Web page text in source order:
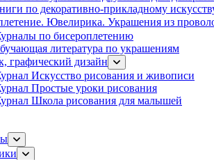
по декоративно-прикладному
Ювелирика. Украшения из
по бисероплетению
литература по украшениям
графический дизайн
Искусство рисования и живописи
Простые уроки рисования
Школа рисования для малышей